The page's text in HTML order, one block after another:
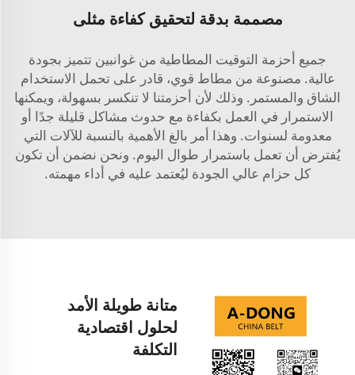
مصممة بدقة لتحقيق كفاءة مثلى
جميع أحزمة التوقيت المطاطية من غوانبين تتميز بجودة
عالية. مصنوعة من مطاط قوي، قادر على تحمل الاستخدام
الشاق والمستمر. وذلك لأن أحزمتنا لا تنكسر بسهولة، ويمكنها
الاستمرار في العمل بكفاءة مع حدوث مشاكل قليلة جدًا أو
معدومة لسنوات. وهذا أمر بالغ الأهمية بالنسبة للآلات التي
يُفترض أن تعمل باستمرار طوال اليوم. ونحن نضمن أن تكون
كل حزام عالي الجودة ليُعتمد عليه في أداء مهمته.
متانة طويلة الأمد
لحلول اقتصادية
التكلفة